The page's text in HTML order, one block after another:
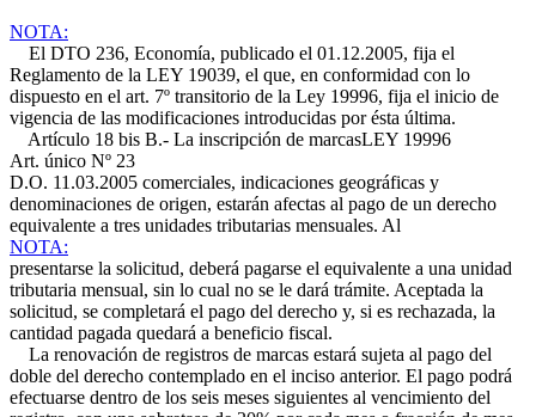
NOTA:
El DTO 236, Economía, publicado el 01.12.2005, fija el
Reglamento de la LEY 19039, el que, en conformidad con lo
dispuesto en el art. 7º transitorio de la Ley 19996, fija el inicio de
vigencia de las modificaciones introducidas por ésta última.
Artículo 18 bis B.- La inscripción de marcasLEY 19996
Art. único Nº 23
D.O. 11.03.2005 comerciales, indicaciones geográficas y
denominaciones de origen, estarán afectas al pago de un derecho
equivalente a tres unidades tributarias mensuales. Al
NOTA:
presentarse la solicitud, deberá pagarse el equivalente a una unidad
tributaria mensual, sin lo cual no se le dará trámite. Aceptada la
solicitud, se completará el pago del derecho y, si es rechazada, la
cantidad pagada quedará a beneficio fiscal.
La renovación de registros de marcas estará sujeta al pago del
doble del derecho contemplado en el inciso anterior. El pago podrá
efectuarse dentro de los seis meses siguientes al vencimiento del